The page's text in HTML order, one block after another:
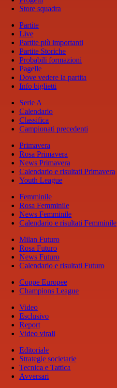
Store squadra
Partite
Live
Partite più importanti
Partite Storiche
Probabili formazioni
Pagelle
Dove vedere la partita
Info biglietti
Serie A
Calendario
Classifica
Campionati precedenti
Primavera
Rosa Primavera
News Primavera
Calendario e risultati Primavera
Youth League
Femminile
Rosa Femminile
News Femminile
Calendario e risultati Femminile
Milan Futuro
Rosa Futuro
News Futuro
Calendario e risultati Futuro
Coppe Europee
Champions League
Video
Esclusivo
Report
Video virali
Editoriale
Strategie societarie
Tecnica e Tattica
Avversari